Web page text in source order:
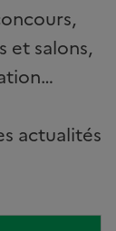
et salons,
actualités